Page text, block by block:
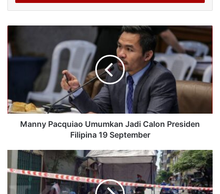
Manny Pacquiao Umumkan Jadi Calon Presiden
Filipina 19 September